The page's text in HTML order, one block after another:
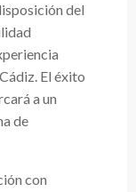
del
El éxito
a un
de
con